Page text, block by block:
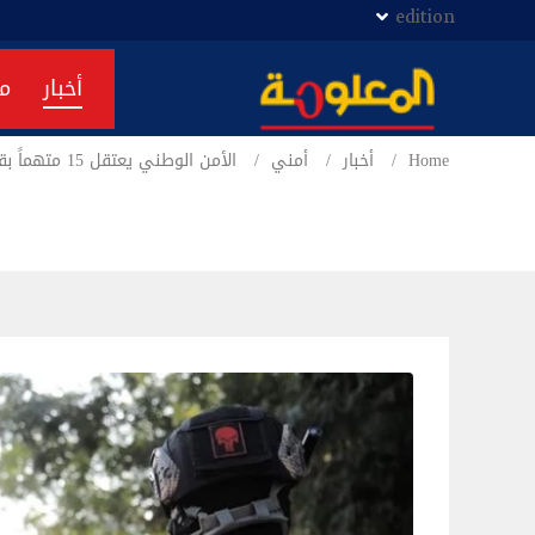
edition
أخبار
Home أخبار أمني الأمن الوطني يعتقل 15 متهماً بقضايا المخدرات والإرهاب في الأنبار